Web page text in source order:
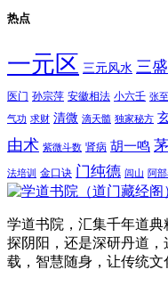
热点
一元区 三元风水 三
医门 孙宗萍 安徽相法 小六壬 张
气功 求财 清微 滴天髓 独家秘方
由术 紫微斗数 肾病 胡一鸣
法培训 金口诀 门纯德 闾山 阿
学道书院，汇集千年道
探阴阳，还是深研丹道
载，智慧随身，让传统文